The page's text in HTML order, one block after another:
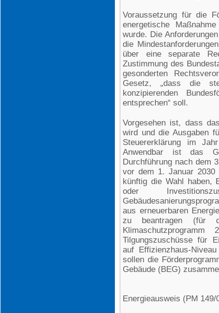
Voraussetzung für die
energetische
wurde. Die
die
über eine separate
Zustimmung des
gesonderten
Gesetz, „dass die
konzipierenden
entsprechen“ soll.
Vorgesehen ist, dass
wird und die Ausgaben
Steuererklärung im
Anwendbar ist das
Durchführung nach dem
vor dem 1. Januar 2030
künftig die Wahl haben,
oder
aus erneuerbaren
zu beantragen (für
Tilgungszuschüsse für
auf Effizienzhaus-
sollen die
Gebäude (BEG)
Energieausweis (PM